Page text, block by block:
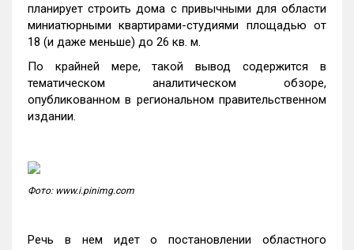
планирует строить дома с привычными для области
миниатюрными квартирами-студиями площадью от
18 (и даже меньше) до 26 кв. м.
По крайней мере, такой вывод содержится в
тематическом аналитическом обзоре,
опубликованном в региональном правительственном
издании.
Фото: www.i.pinimg.com
Речь в нем идет о постановлении областного